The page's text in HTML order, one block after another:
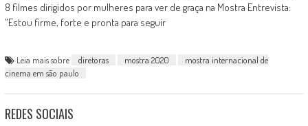
8 filmes dirigidos por mulheres para ver de graça na Mostra Entrevista:
"Estou firme, forte e pronta para seguir
Leia mais sobre diretoras mostra 2020
mostra internacional de
cinema em são paulo
REDES SOCIAIS